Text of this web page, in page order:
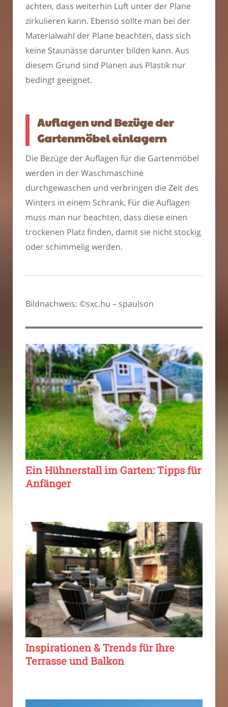
achten, dass weiterhin Luft unter der Plane
zirkulieren kann. Ebenso sollte man bei der
Materialwahl der Plane beachten, dass sich
keine Staunässe darunter bilden kann. Aus
diesem Grund sind Planen aus Plastik nur
bedingt geeignet.
Auflagen und Bezüge der
Gartenmöbel einlagern
Die Bezüge der Auflagen für die Gartenmöbel
werden in der Waschmaschine
durchgewaschen und verbringen die Zeit des
Winters in einem Schrank. Für die Auflagen
muss man nur beachten, dass diese einen
trockenen Platz finden, damit sie nicht stockig
oder schimmelig werden.
Bildnachweis: ©sxc.hu – spaulson
Ein Hühnerstall im Garten: Tipps für
Anfänger
Inspirationen & Trends für Ihre
Terrasse und Balkon